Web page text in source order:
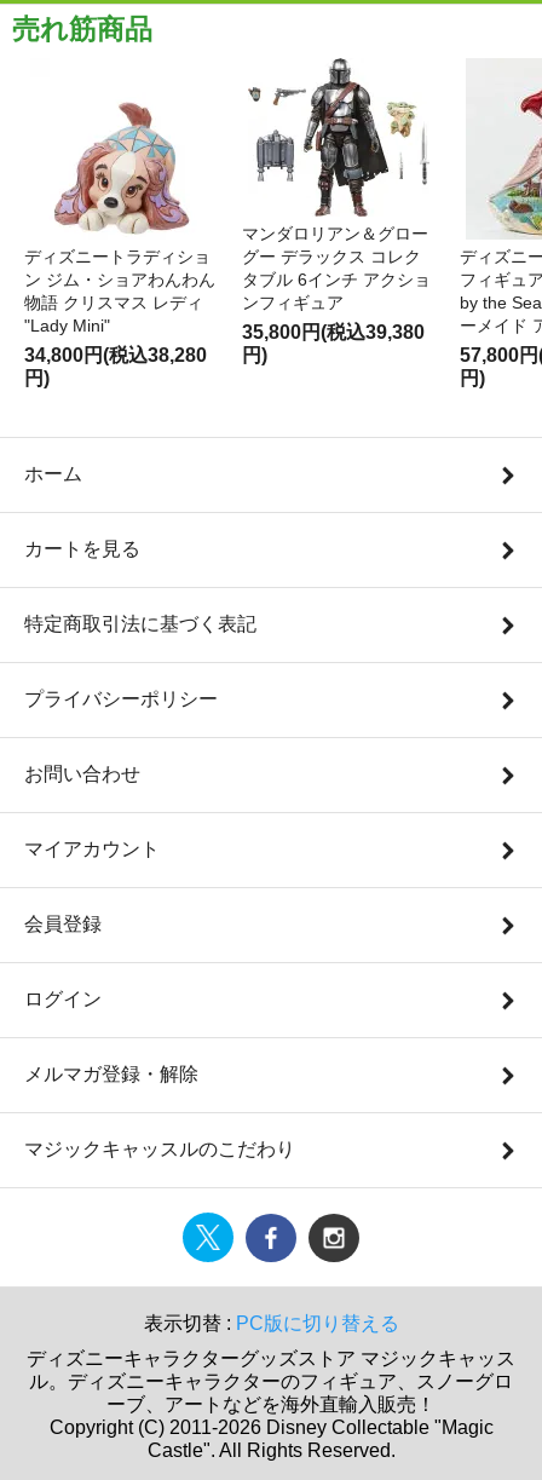
売れ筋商品
ディズニートラディショ
ン ジム・ショアわんわん
物語 クリスマス レディ
"Lady Mini"
34,800円(税込38,280
円)
マンダロリアン＆グロー
グー デラックス コレク
タブル 6インチ アクショ
ンフィギュア
35,800円(税込39,380
円)
ディズニ
フィギュ
by the
ーメイド
57,800
円)
ホーム
カートを見る
特定商取引法に基づく表記
プライバシーポリシー
お問い合わせ
マイアカウント
会員登録
ログイン
メルマガ登録・解除
マジックキャッスルのこだわり
表示切替 : PC版に切り替える
ディズニーキャラクターグッズストア マジックキャッス
ル。ディズニーキャラクターのフィギュア、スノーグロ
ーブ、アートなどを海外直輸入販売！
Copyright (C) 2011-2026 Disney Collectable "Magic
Castle". All Rights Reserved.